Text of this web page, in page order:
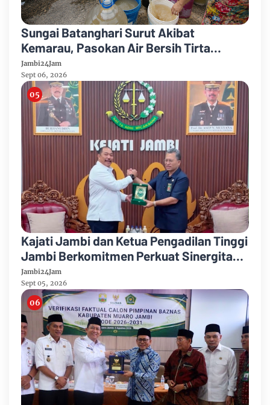
Sungai Batanghari Surut Akibat
Kemarau, Pasokan Air Bersih Tirta
Mayang Jambi Keruh
Jambi24Jam
Sept 06, 2026
Kajati Jambi dan Ketua Pengadilan Tinggi
Jambi Berkomitmen Perkuat Sinergitas
Penegakan Hukum
Jambi24Jam
Sept 05, 2026